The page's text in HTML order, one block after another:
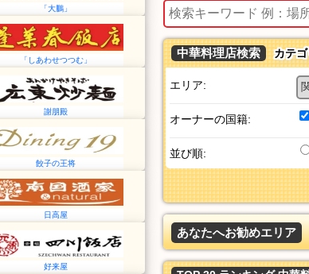
「大鵬」
「しあわせつつむ」
謝朋殿
餃子の王将
日高屋
好来屋
中華料理店検索 カテゴ
エリア:
オーナーの国籍:
並び順:
あなたへお勧めエリア